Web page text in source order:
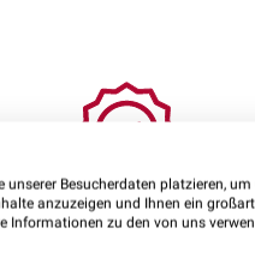
unserer Besucherdaten platzieren, um
anzuzeigen und Ihnen ein
Informationen zu den von uns